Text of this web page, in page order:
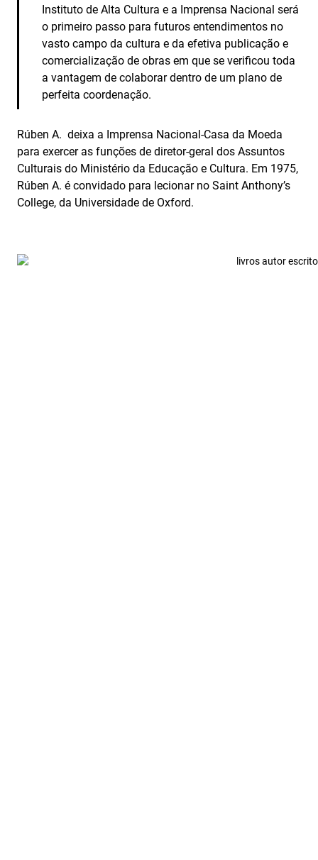
Instituto de Alta Cultura e a Imprensa Nacional será
o primeiro passo para futuros entendimentos no
vasto campo da cultura e da efetiva publicação e
comercialização de obras em que se verificou toda
a vantagem de colaborar dentro de um plano de
perfeita coordenação.
Rúben A. deixa a Imprensa Nacional-Casa da Moeda
para exercer as funções de diretor‑geral dos Assuntos
Culturais do Ministério da Educação e Cultura. Em 1975,
Rúben A. é convidado para lecionar no Saint Anthony’s
College, da Universidade de Oxford.